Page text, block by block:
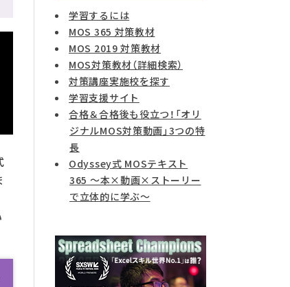
学習するには
MOS 365 対策教材
MOS 2019 対策教材
MOS対策教材（詳細検索）
対策講座実施校を探す
学習支援サイト
合格＆合格後も役立つ！「オリ
ジナルMOS対策動画」3つの特
長
Odyssey式 MOSテキスト
365 ～本×動画×ストーリー
で立体的に学ぶ～